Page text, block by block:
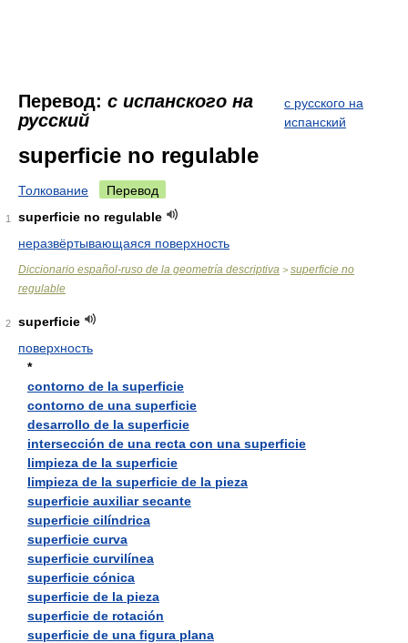
Перевод: с испанского на
русский
с русского на
испанский
superficie no regulable
Толкование Перевод
1
superficie no regulable
неразвёртывающаяся поверхность
Diccionario español-ruso de la geometría descriptiva > superficie no
regulable
2
superficie
поверхность
*
contorno de la superficie
contorno de una superficie
desarrollo de la superficie
intersección de una recta con una superficie
limpieza de la superficie
limpieza de la superficie de la pieza
superficie auxiliar secante
superficie cilíndrica
superficie curva
superficie curvilínea
superficie cónica
superficie de la pieza
superficie de rotación
superficie de una figura plana